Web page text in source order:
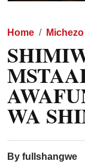
Home Michezo
WA
By fullshangwe